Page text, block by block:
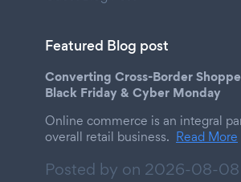
Featured Blog post
Converting Cross-Border
Black Friday & Cyber Monday
Online commerce is an integral
overall retail business. Read More
Posted by on 2026-08-08